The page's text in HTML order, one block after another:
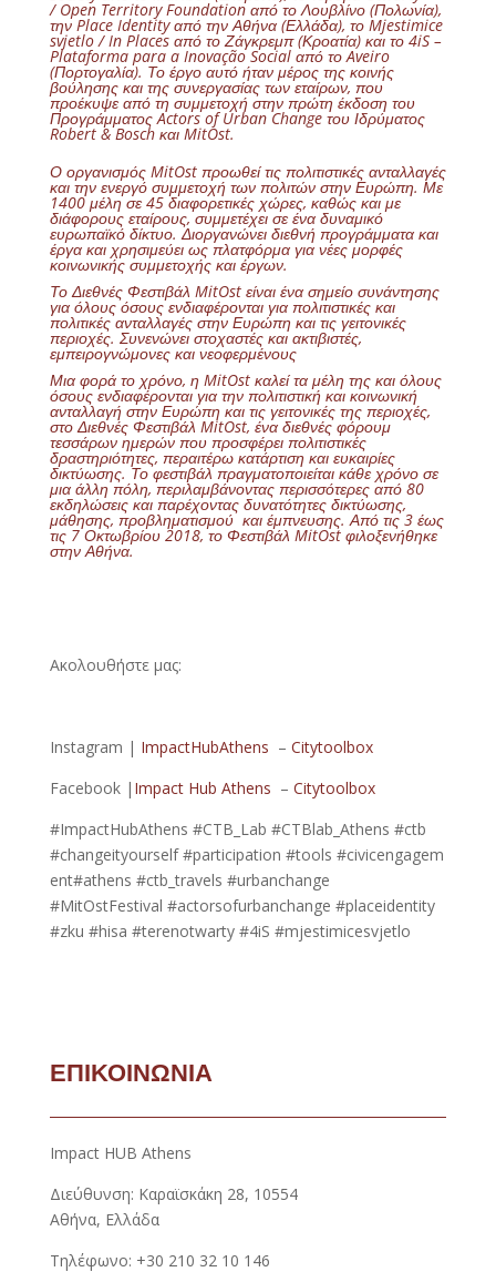
/ Open Territory Foundationαπό το Λουβλίνο (Πολωνία),
τηνPlace Identityαπό την Αθήνα (Ελλάδα), το Mjestimice
svjetlo /In Placesαπό το Ζάγκρεμπ (Κροατία) και το 4iS –
Plataforma para a Inovação Socialαπό το Aveiro
(Πορτογαλία). Το έργο αυτό ήταν μέρος της κοινής
βούλησης και της συνεργασίας των εταίρων, που
προέκυψε από τη συμμετοχή στην πρώτη έκδοση του
Προγράμματος Actors of Urban Change του Ιδρύματος
Robert & Bosch και MitOst.
Ο οργανισμός MitOst προωθεί τις πολιτιστικές ανταλλαγές
και την ενεργό συμμετοχή των πολιτών στην Ευρώπη. Με
1400 μέλη σε 45 διαφορετικές χώρες, καθώς και με
διάφορους εταίρους, συμμετέχει σε ένα δυναμικό
ευρωπαϊκό δίκτυο. Διοργανώνει διεθνή προγράμματα και
έργα και χρησιμεύει ως πλατφόρμα για νέες μορφές
κοινωνικής συμμετοχής και έργων.
ΤοΔιεθνές Φεστιβάλ MitOstείναι ένα σημείο συνάντησης
για όλους όσους ενδιαφέρονται για πολιτιστικές και
πολιτικές ανταλλαγές στην Ευρώπη και τις γειτονικές
περιοχές. Συνενώνει στοχαστές και ακτιβιστές,
εμπειρογνώμονες και νεοφερμένους
Μια φορά το χρόνο, η MitOst καλεί τα μέλη της και όλους
όσους ενδιαφέρονται για την πολιτιστική και κοινωνική
ανταλλαγή στην Ευρώπη και τις γειτονικές της περιοχές,
στο Διεθνές Φεστιβάλ MitOst, ένα διεθνές φόρουμ
τεσσάρων ημερών που προσφέρει πολιτιστικές
δραστηριότητες, περαιτέρω κατάρτιση και ευκαιρίες
δικτύωσης. Το φεστιβάλ πραγματοποιείται κάθε χρόνο σε
μια άλλη πόλη, περιλαμβάνοντας περισσότερες από 80
εκδηλώσεις και παρέχοντας δυνατότητες δικτύωσης,
μάθησης, προβληματισμού και έμπνευσης. Από τις 3 έως
τις 7 Οκτωβρίου 2018, το Φεστιβάλ MitOst φιλοξενήθηκε
στην Αθήνα.
Ακολουθήστε μας:
Instagram | ImpactHubAthens – Citytoolbox
Facebook | Impact Hub Athens – Citytoolbox
#ImpactHubAthens #CTB_Lab #CTBlab_Athens #ctb
#changeityourself #participation #tools #civicengagem
ent#athens #ctb_travels #urbanchange
#MitOstFestival #actorsofurbanchange #placeidentity
#zku #hisa #terenotwarty #4iS #mjestimicesvjetlo
ΕΠΙΚΟΙΝΩΝΙΑ
Impact HUB Athens
Διεύθυνση: Καραϊσκάκη 28, 10554
Αθήνα, Ελλάδα
Τηλέφωνο: +30 210 32 10 146